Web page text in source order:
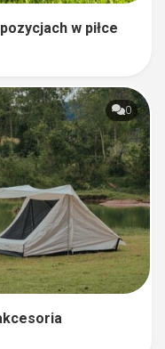
w piłce
0